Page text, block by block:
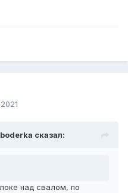
сказал:
над свалом, по